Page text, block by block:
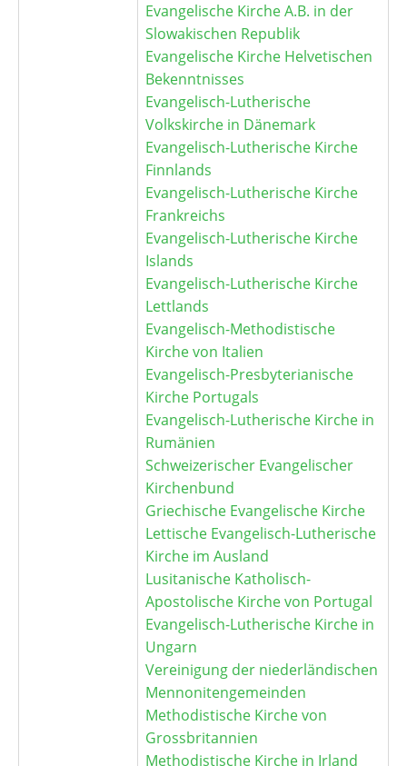
Evangelische Kirche A.B. in der
Slowakischen Republik
Evangelische Kirche Helvetischen
Bekenntnisses
Evangelisch-Lutherische
Volkskirche in Dänemark
Evangelisch-Lutherische Kirche
Finnlands
Evangelisch-Lutherische Kirche
Frankreichs
Evangelisch-Lutherische Kirche
Islands
Evangelisch-Lutherische Kirche
Lettlands
Evangelisch-Methodistische
Kirche von Italien
Evangelisch-Presbyterianische
Kirche Portugals
Evangelisch-Lutherische Kirche in
Rumänien
Schweizerischer Evangelischer
Kirchenbund
Griechische Evangelische Kirche
Lettische Evangelisch-Lutherische
Kirche im Ausland
Lusitanische Katholisch-
Apostolische Kirche von Portugal
Evangelisch-Lutherische Kirche in
Ungarn
Vereinigung der niederländischen
Mennonitengemeinden
Methodistische Kirche von
Grossbritannien
Methodistische Kirche in Irland